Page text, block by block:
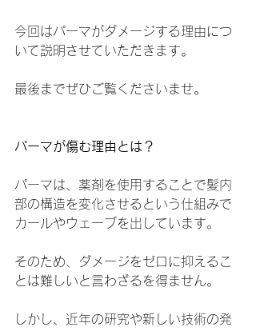
今回はパーマがダメージする理由につ
いて説明させていただきます。
最後までぜひご覧くださいませ。
パーマが傷む理由とは？
パーマは、薬剤を使用することで髪内
部の構造を変化させるという仕組みで
カールやウェーブを出しています。
そのため、ダメージをゼロに抑えるこ
とは難しいと言わざるを得ません。
しかし、近年の研究や新しい技術の発